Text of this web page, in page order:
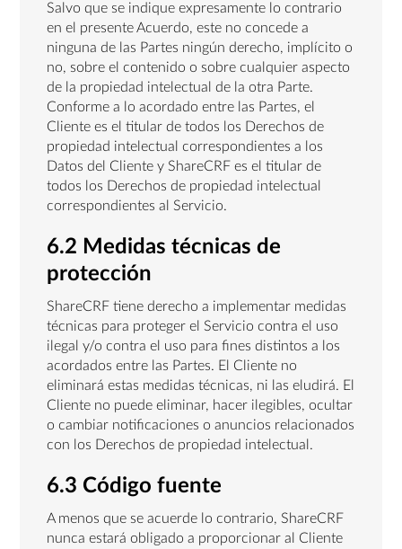
Salvo que se indique expresamente lo contrario
en el presente Acuerdo, este no concede a
ninguna de las Partes ningún derecho, implícito o
no, sobre el contenido o sobre cualquier aspecto
de la propiedad intelectual de la otra Parte.
Conforme a lo acordado entre las Partes, el
Cliente es el titular de todos los Derechos de
propiedad intelectual correspondientes a los
Datos del Cliente y ShareCRF es el titular de
todos los Derechos de propiedad intelectual
correspondientes al Servicio.
6.2 Medidas técnicas de
protección
ShareCRF tiene derecho a implementar medidas
técnicas para proteger el Servicio contra el uso
ilegal y/o contra el uso para fines distintos a los
acordados entre las Partes. El Cliente no
eliminará estas medidas técnicas, ni las eludirá. El
Cliente no puede eliminar, hacer ilegibles, ocultar
o cambiar notificaciones o anuncios relacionados
con los Derechos de propiedad intelectual.
6.3 Código fuente
A menos que se acuerde lo contrario, ShareCRF
nunca estará obligado a proporcionar al Cliente